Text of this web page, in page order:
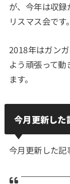
が、今年は収
リスマス会です。
2018年はガン
よう頑張って
ます。
今月更新した
今月更新した記